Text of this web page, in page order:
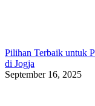
Pilihan Terbaik untuk
di Jogja
September 16, 2025